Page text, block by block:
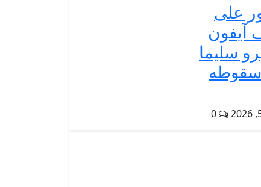
على
آيفون
برو سليما
سقوطه